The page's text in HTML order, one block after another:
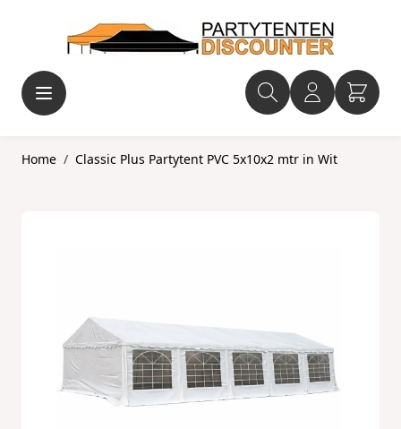
Home / Classic Plus Partytent PVC 5x10x2 mtr in Wit